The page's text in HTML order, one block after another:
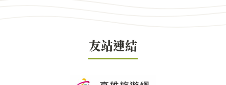
友站連結